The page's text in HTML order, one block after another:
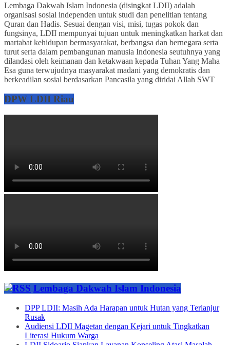
Lembaga Dakwah Islam Indonesia (disingkat LDII) adalah
organisasi sosial independen untuk studi dan penelitian tentang
Quran dan Hadis. Sesuai dengan visi, misi, tugas pokok dan
fungsinya, LDII mempunyai tujuan untuk meningkatkan harkat dan
martabat kehidupan bermasyarakat, berbangsa dan bernegara serta
turut serta dalam pembangunan manusia Indonesia seutuhnya yang
dilandasi oleh keimanan dan ketakwaan kepada Tuhan Yang Maha
Esa guna terwujudnya masyarakat madani yang demokratis dan
berkeadilan sosial berdasarkan Pancasila yang diridai Allah SWT
DPW LDII Riau
Lembaga Dakwah Islam Indonesia
DPP LDII: Masih Ada Harapan untuk Hutan yang Terlanjur
Rusak
Audiensi LDII Magetan dengan Kejari untuk Tingkatkan
Literasi Hukum Warga